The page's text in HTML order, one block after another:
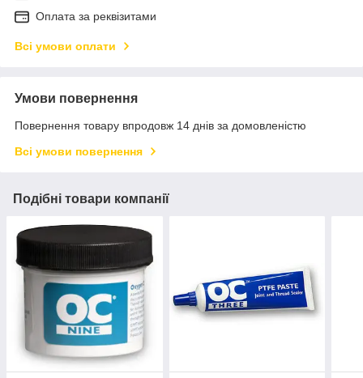
Оплата за реквізитами
Всі умови оплати
Умови повернення
Повернення товару впродовж 14 днів за домовленістю
Всі умови повернення
Подібні товари компанії